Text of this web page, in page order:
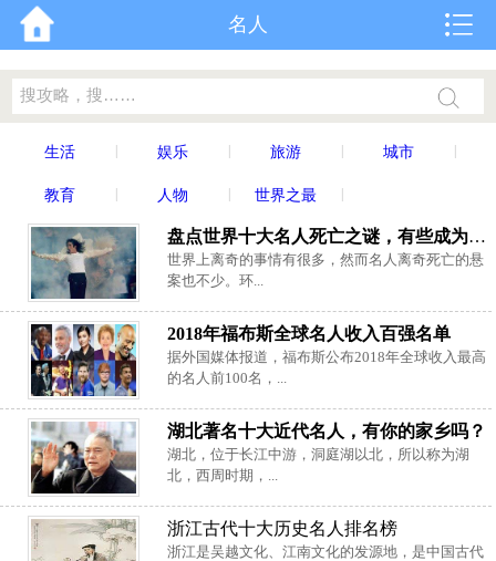
名人
生活 娱乐 旅游 城市
教育 人物 世界之最
盘点世界十大名人死亡之谜，有些成为历史悬案
世界上离奇的事情有很多，然而名人离奇死亡的悬
案也不少。环...
2018年福布斯全球名人收入百强名单
据外国媒体报道，福布斯公布2018年全球收入最高
的名人前100名，...
湖北著名十大近代名人，有你的家乡吗？
湖北，位于长江中游，洞庭湖以北，所以称为湖
北，西周时期，...
浙江古代十大历史名人排名榜
浙江是吴越文化、江南文化的发源地，是中国古代